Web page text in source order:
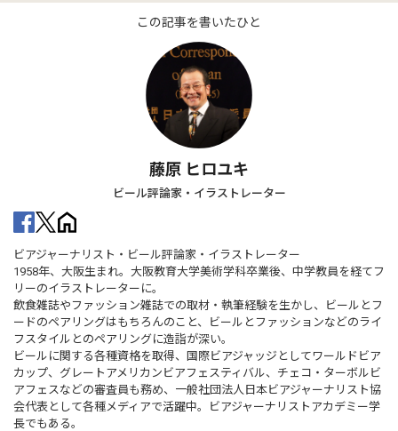
この記事を書いたひと
藤原 ヒロユキ
ビール評論家・イラストレーター
ビアジャーナリスト・ビール評論家・イラストレーター
1958年、大阪生まれ。大阪教育大学美術学科卒業後、中学教員を経てフ
リーのイラストレーターに。
飲食雑誌やファッション雑誌での取材・執筆経験を生かし、ビールとフ
ードのペアリングはもちろんのこと、ビールとファッションなどのライ
フスタイルとのペアリングに造詣が深い。
ビールに関する各種資格を取得、国際ビアジャッジとしてワールドビア
カップ、グレートアメリカンビアフェスティバル、チェコ・ターボルビ
アフェスなどの審査員も務め、一般社団法人日本ビアジャーナリスト協
会代表として各種メディアで活躍中。ビアジャーナリストアカデミー学
長でもある。